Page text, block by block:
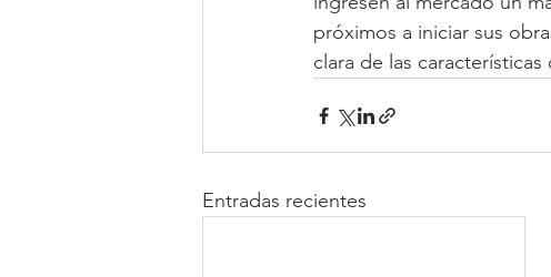
próximos a iniciar sus
clara de las
Entradas recientes